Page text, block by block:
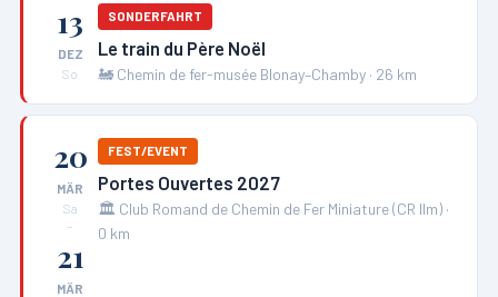
13
DEZ
So
SONDERFAHRT
Le train du Père Noël
🚂 Chemin de fer-musée Blonay–Chamby · 26 km
20
MÄR
Sa
–
21
MÄR
FEST/EVENT
Portes Ouvertes 2027
🏛️ Club Romand de Chemin de Fer Miniature (CR IIm) ·
0 km